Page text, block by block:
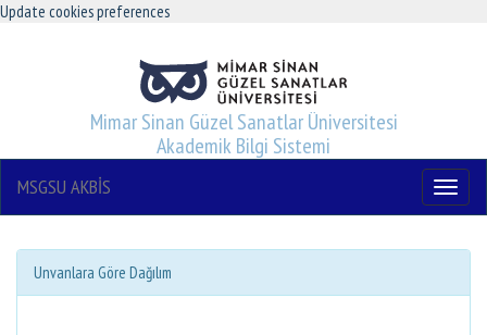
Update cookies preferences
Mimar Sinan Güzel Sanatlar Üniversitesi
Akademik Bilgi Sistemi
Menu
MSGSU AKBİS
Unvanlara Göre Dağılım